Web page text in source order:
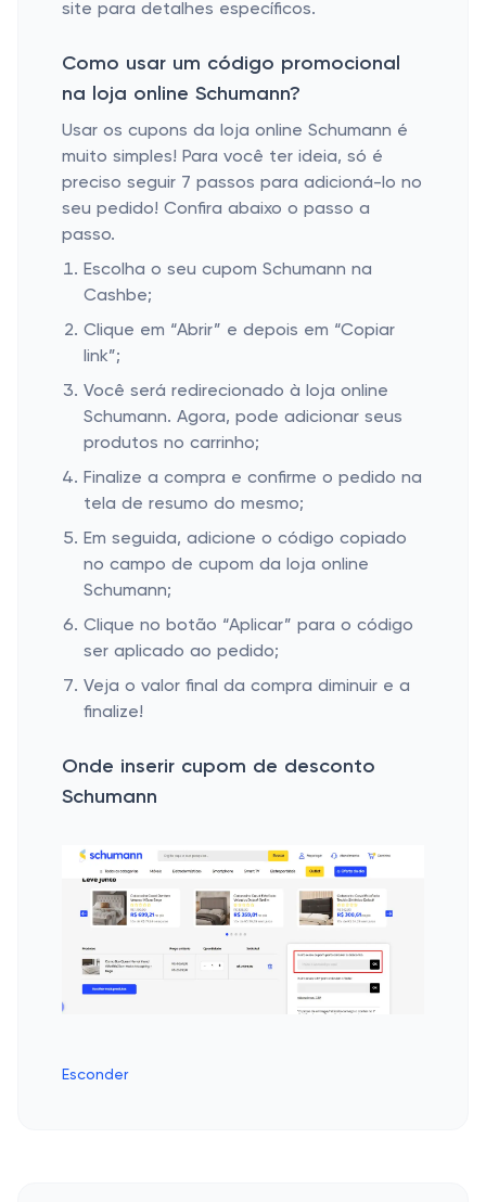
site para detalhes específicos.
Como usar um código promocional
na loja online Schumann?
Usar os cupons da loja online Schumann é
muito simples! Para você ter ideia, só é
preciso seguir 7 passos para adicioná-lo no
seu pedido! Confira abaixo o passo a
passo.
Escolha o seu cupom Schumann na
Cashbe;
Clique em “Abrir” e depois em “Copiar
link”;
Você será redirecionado à loja online
Schumann. Agora, pode adicionar seus
produtos no carrinho;
Finalize a compra e confirme o pedido na
tela de resumo do mesmo;
Em seguida, adicione o código copiado
no campo de cupom da loja online
Schumann;
Clique no botão “Aplicar” para o código
ser aplicado ao pedido;
Veja o valor final da compra diminuir e a
finalize!
Onde inserir cupom de desconto
Schumann
Esconder